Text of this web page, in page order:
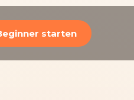
starten